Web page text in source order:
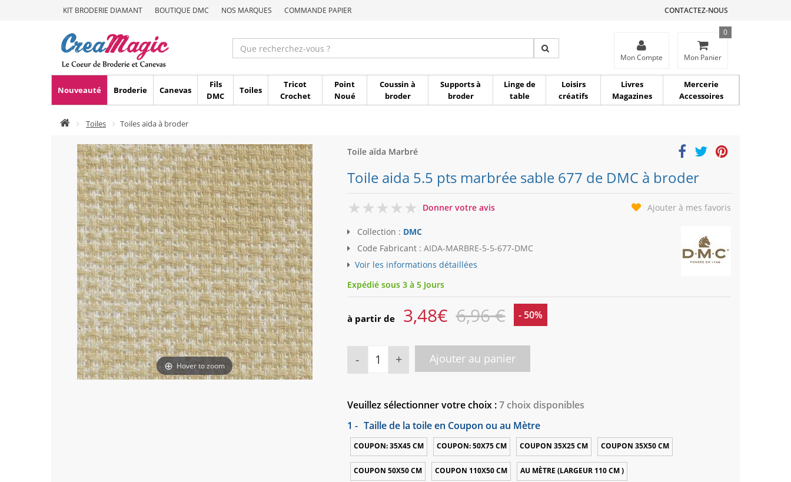
KIT BRODERIE DIAMANT BOUTIQUE DMC NOS MARQUES COMMANDE PAPIER CONTACTEZ-NOUS
Mon Compte Mon Panier
0
Nouveauté Broderie Canevas
Fils
DMC
Toiles
Tricot
Crochet
Point
Noué
Coussin à
broder
Supports à
broder
Linge de
table
Loisirs
créatifs
Livres
Magazines
Mercerie
Accessoires
Toiles Toiles aïda à broder
Hover to zoom
Toile aïda Marbré
Toile aida 5.5 pts marbrée sable 677 de DMC à broder
0
Donner votre avis Ajouter à mes favoris
Collection : DMC
Code Fabricant : AIDA-MARBRE-5-5-677-DMC
Voir les informations détaillées
Expédié sous 3 à 5 Jours
à partir de 3,48€ 6,96 € - 50%
- + Ajouter au panier
Veuillez sélectionner votre choix :7 choix disponibles
1 - Taille de la toile en Coupon ou au Mètre
COUPON: 35X45 CM COUPON: 50X75 CM COUPON 35X25 CM COUPON 35X50 CM
COUPON 50X50 CM COUPON 110X50 CM AU MÈTRE (LARGEUR 110 CM )